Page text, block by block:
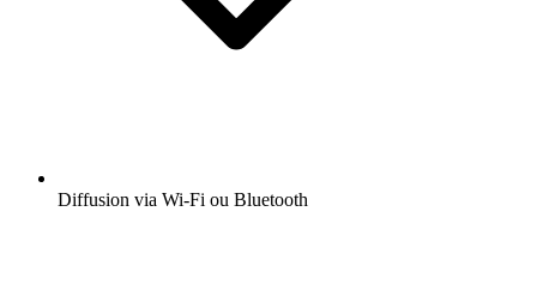
Diffusion via Wi-Fi ou Bluetooth